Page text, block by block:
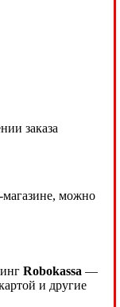
заказа
магазине, можно
Robokassa —
и другие